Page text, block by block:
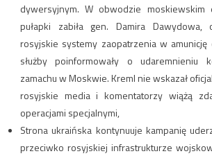
dywersyjnym. W obwodzie moskiewskim
pułapki zabiła gen. Damira Dawydowa,
rosyjskie systemy zaopatrzenia w amunicję
służby poinformowały o udaremnieniu
zamachu w Moskwie. Kreml nie wskazał
rosyjskie media i komentatorzy wiążą
operacjami specjalnymi,
Strona ukraińska kontynuuje kampanię
przeciwko rosyjskiej infrastrukturze